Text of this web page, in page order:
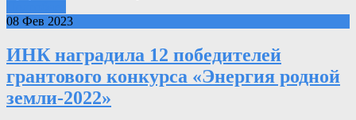
08 Фев 2023
ИНК наградила 12 победителей
грантового конкурса «Энергия родной
земли-2022»